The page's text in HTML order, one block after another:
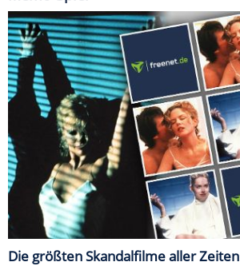
Die größten Skandalfilme aller Zeiten